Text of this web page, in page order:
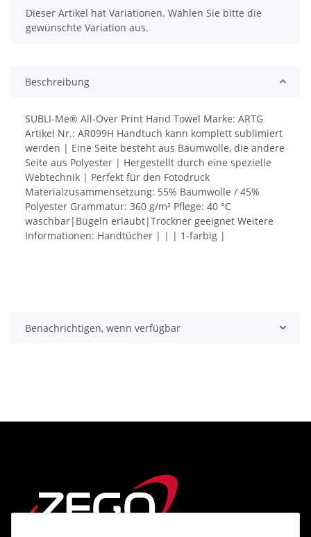
x
Dieser Artikel hat Variationen. Wählen Sie bitte die
gewünschte Variation aus.
Beschreibung
SUBLI-Me® All-Over Print Hand Towel Marke: ARTG
Artikel Nr.: AR099H Handtuch kann komplett sublimiert
werden | Eine Seite besteht aus Baumwolle, die andere
Seite aus Polyester | Hergestellt durch eine spezielle
Webtechnik | Perfekt für den Fotodruck
Materialzusammensetzung: 55% Baumwolle / 45%
Polyester Grammatur: 360 g/m² Pflege: 40 °C
waschbar|Bügeln erlaubt|Trockner geeignet Weitere
Informationen: Handtücher | | | 1-farbig |
Benachrichtigen, wenn verfügbar